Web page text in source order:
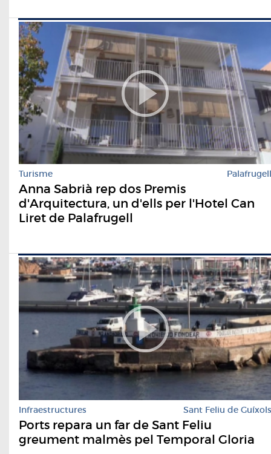
Turisme Palafrugell
Anna Sabrià rep dos Premis
d'Arquitectura, un d'ells per l'Hotel Can
Liret de Palafrugell
Infraestructures Sant Feliu de Guíxols
Ports repara un far de Sant Feliu
greument malmès pel Temporal Gloria